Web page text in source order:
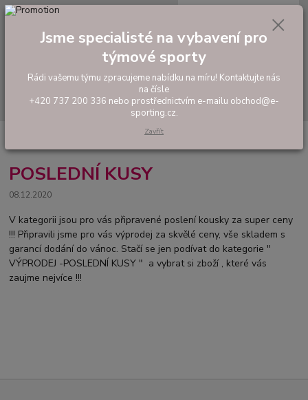
Hledat
tel: +420 737 200 336
0,00 Kč
POSLEDNÍ KUSY
POSLEDNÍ KUSY
08.12.2020
V kategorii jsou pro vás připravené poslení kousky za super ceny
!!! Připravili jsme pro vás výprodej za skvělé ceny, vše skladem s
garancí dodání do vánoc. Stačí se jen podívat do kategorie "
VÝPRODEJ -POSLEDNÍ KUSY " a vybrat si zboží , které vás
zaujme nejvíce !!!
Jsme specialisté na vybavení pro
týmové sporty
Rádi vašemu týmu zpracujeme nabídku na míru! Kontaktujte nás
na čísle
+420 737 200 336 nebo prostřednictvím e-mailu obchod@e-
sporting.cz.
Zavřít